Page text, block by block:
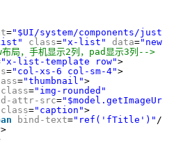
="$UI/system/components/
class="x-list" data=
局，手机显示2列，pad显示3列-->
"x-list-template row">
="col-xs-6 col-sm-4">
="thumbnail">
class="img-rounded"
attr-src=
class="caption">
bind-text="ref('fTitle')" />
>